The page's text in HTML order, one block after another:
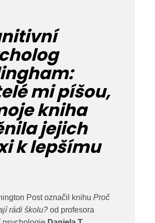
mi píšou,
kniha
jejich
k lepšímu
Post označil knihu Proč
rádi školu? od profesora